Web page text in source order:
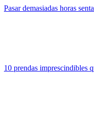
Pasar demasiadas horas
10 prendas imprescindibles